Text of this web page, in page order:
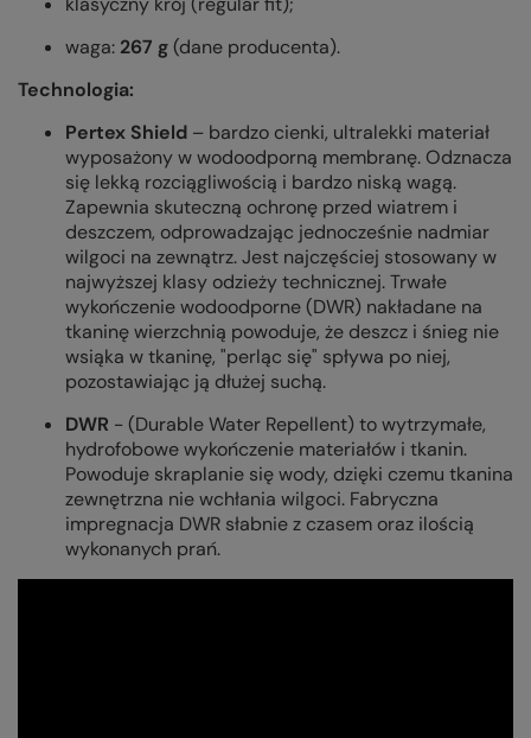
waga: 267 g(dane producenta).
Technologia:
Pertex Shield – bardzo cienki, ultralekki materiał
wyposażony w wodoodporną membranę. Odznacza
się lekką rozciągliwością i bardzo niską wagą.
Zapewnia skuteczną ochronę przed wiatrem i
deszczem, odprowadzając jednocześnie nadmiar
wilgoci na zewnątrz. Jest najczęściej stosowany w
najwyższej klasy odzieży technicznej. Trwałe
wykończenie wodoodporne (DWR) nakładane na
tkaninę wierzchnią powoduje, że deszcz i śnieg nie
wsiąka w tkaninę, "perląc się" spływa po niej,
pozostawiając ją dłużej suchą.
DWR - (Durable Water Repellent) to wytrzymałe,
hydrofobowe wykończenie materiałów i tkanin.
Powoduje skraplanie się wody, dzięki czemu tkanina
zewnętrzna nie wchłania wilgoci. Fabryczna
impregnacja DWR słabnie z czasem oraz ilością
wykonanych prań.